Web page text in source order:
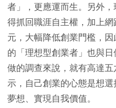
者」，更應運而生。另外
得抓回職涯自主權，加上
元，大幅降低創業門檻，
的「理想型創業者」也與
做的調查來說，就有高達
示，自己創業的心態是想
夢想、實現自我價值。